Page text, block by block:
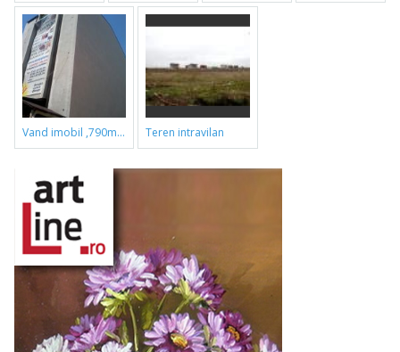
vand imobil ,790m,piata gorjului,pret negociabil teren intravilan